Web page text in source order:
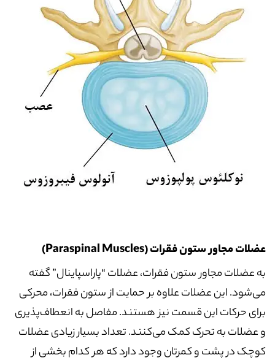
عضلات مجاور ستون فقرات (Paraspinal Muscles)
به عضلات مجاور ستون فقرات، عضلات “پاراسپاینال” گفته
می‌شود. این عضلات علاوه بر حمایت از ستون فقرات، محرکی
برای حرکات این قسمت نیز هستند. مفاصل به انعطاف‌پذیری
و عضلات به تحرک کمک می‌کنند. تعداد بسیار زیادی عضلات
کوچک در پشت و کمرتان وجود دارد که هر کدام بخشی از